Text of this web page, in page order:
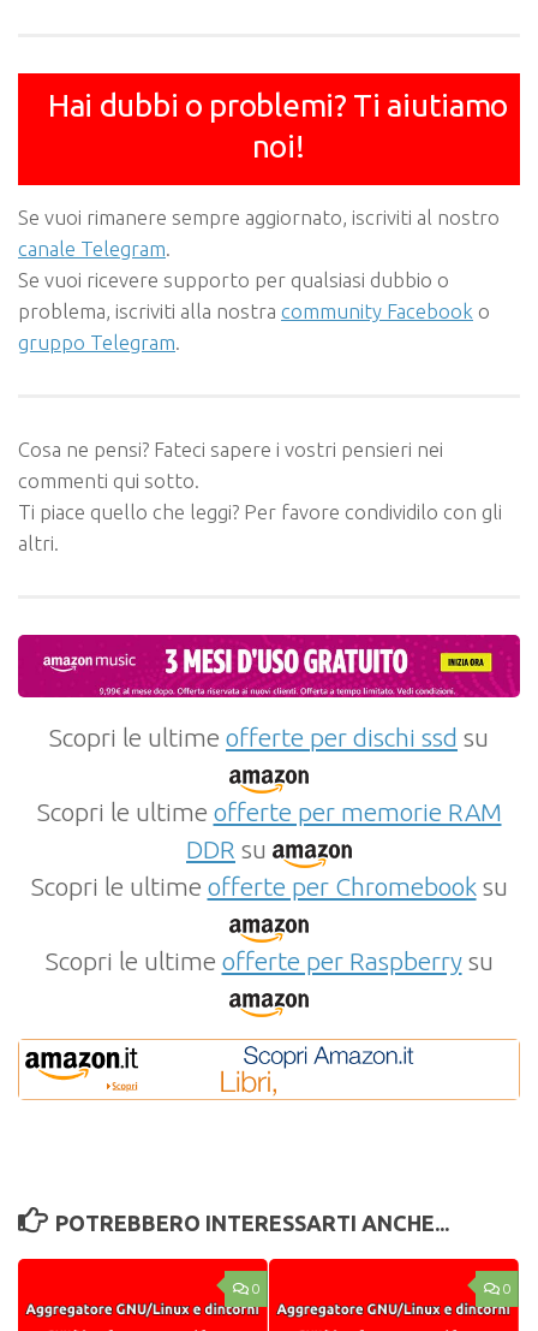
Hai dubbi o problemi? Ti aiutiamo
noi!
Se vuoi rimanere sempre aggiornato, iscriviti al nostro
canale Telegram.
Se vuoi ricevere supporto per qualsiasi dubbio o
problema, iscriviti alla nostra community Facebook o
gruppo Telegram.
Cosa ne pensi? Fateci sapere i vostri pensieri nei
commenti qui sotto.
Ti piace quello che leggi? Per favore condividilo con gli
altri.
Scopri le ultime offerte per dischi ssd su
Scopri le ultime offerte per memorie RAM
DDR su
Scopri le ultime offerte per Chromebooksu
Scopri le ultime offerte per Raspberrysu
POTREBBERO INTERESSARTI ANCHE...
0 0